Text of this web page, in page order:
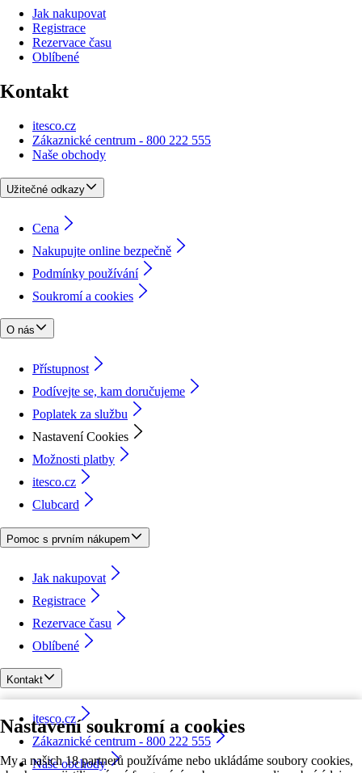
Nastavení soukromí a cookies
My a našich 18 partnerů používáme nebo ukládáme soubory cookies,
Jak nakupovat
Registrace
Rezervace času
Oblíbené
Kontakt
itesco.cz
Zákaznické centrum - 800 222 555
Naše obchody
Užitečné odkazy
Cena
Nakupujte online bezpečně
Podmínky používání
Soukromí a cookies
O nás
Přístupnost
Podívejte se, kam doručujeme
Poplatek za službu
Nastavení Cookies
Možnosti platby
itesco.cz
Clubcard
Pomoc s prvním nákupem
Jak nakupovat
Registrace
Rezervace času
Oblíbené
Kontakt
itesco.cz
Zákaznické centrum - 800 222 555
Naše obchody